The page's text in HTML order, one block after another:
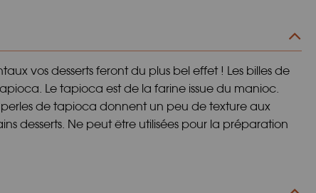
vos desserts feront du plus bel effet ! Les billes de
Le tapioca est de la farine issue du manioc.
perles de tapioca donnent un peu de texture aux
desserts. Ne peut être utilisées pour la préparation